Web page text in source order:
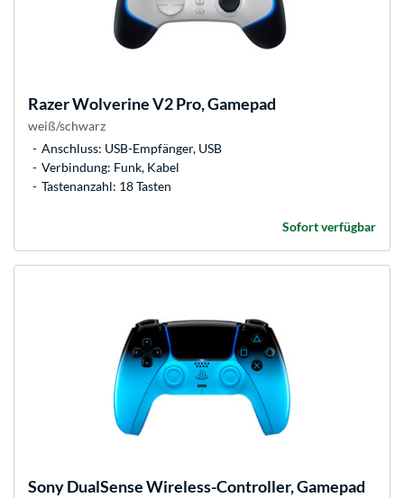
RazerWolverine V2 Pro, Gamepad
weiß/schwarz
Anschluss: USB-Empfänger, USB
Verbindung: Funk, Kabel
Tastenanzahl: 18 Tasten
Sofort verfügbar
SonyDualSense Wireless-Controller, Gamepad